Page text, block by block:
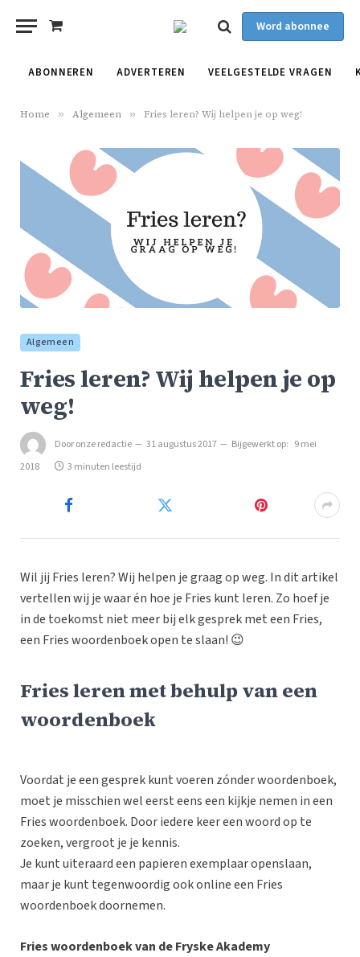
Shopping
Word abonnee
ABONNEREN ADVERTEREN VEELGESTELDE VRAGEN
Home » Algemeen » Fries leren? Wij helpen je op weg!
Algemeen
Fries leren? Wij helpen je op
weg!
Dooronze redactie 31 augustus 2017 Bijgewerkt op: 9 mei
2018
3 minuten leestijd
Wil jij Fries leren? Wij helpen je graag op weg. In dit artikel
vertellen wij je waar én hoe je Fries kunt leren. Zo hoef je
in de toekomst niet meer bij elk gesprek met een Fries,
een Fries woordenboek open te slaan! 😉
Fries leren met behulp van een
woordenboek
Voordat je een gesprek kunt voeren zónder woordenboek,
moet je misschien wel eerst eens een kijkje nemen in een
Fries woordenboek. Door iedere keer een woord op te
zoeken, vergroot je je kennis.
Je kunt uiteraard een papieren exemplaar openslaan,
maar je kunt tegenwoordig ook online een Fries
woordenboek doornemen.
Fries woordenboek van de Fryske Akademy